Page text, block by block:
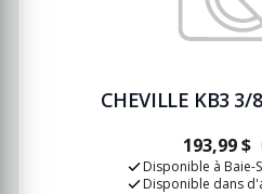
CHEVILLE KB3
193,99 $
Disponible à Baie-
Disponible dans